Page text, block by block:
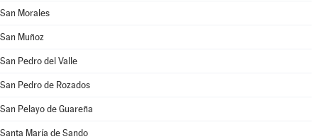
San Morales
San Muñoz
San Pedro del Valle
San Pedro de Rozados
San Pelayo de Guareña
Santa María de Sando